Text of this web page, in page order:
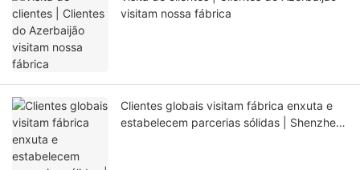
visitam nossa fábrica
Clientes globais visitam fábrica enxuta e
estabelecem parcerias sólidas | Shenzhen